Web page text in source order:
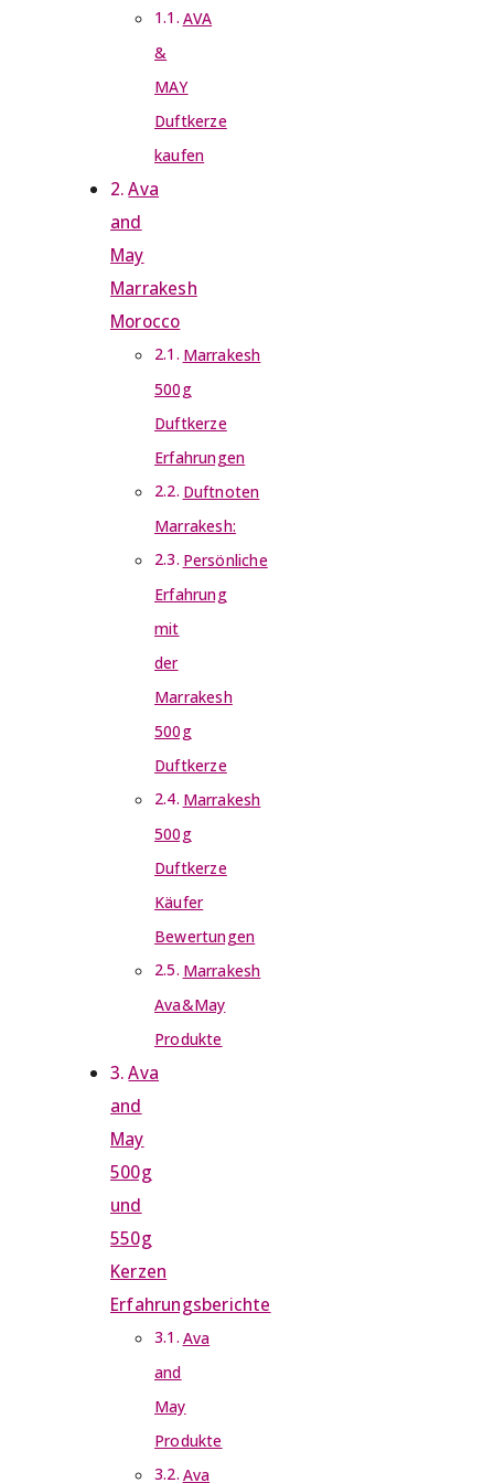
AVA
&
MAY
Duftkerze
kaufen
Ava
and
May
Marrakesh
Morocco
Marrakesh
500g
Duftkerze
Erfahrungen
Duftnoten
Marrakesh:
Persönliche
Erfahrung
mit
der
Marrakesh
500g
Duftkerze
Marrakesh
500g
Duftkerze
Käufer
Bewertungen
Marrakesh
Ava&May
Produkte
Ava
and
May
500g
und
550g
Kerzen
Erfahrungsberichte
Ava
and
May
Produkte
Ava